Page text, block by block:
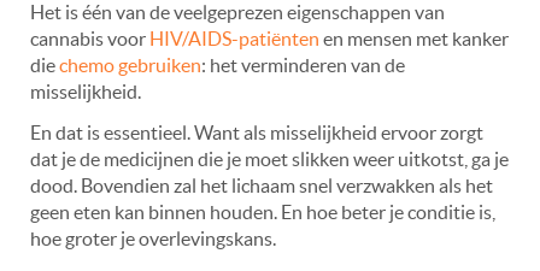
Het is één van de veelgeprezen eigenschappen van
cannabis voor HIV/AIDS-patiënten en mensen met kanker
diechemo gebruiken: het verminderen van de
misselijkheid.
En dat is essentieel. Want als misselijkheid ervoor zorgt
dat je de medicijnen die je moet slikken weer uitkotst, ga je
dood. Bovendien zal het lichaam snel verzwakken als het
geen eten kan binnen houden. En hoe beter je conditie is,
hoe groter je overlevingskans.